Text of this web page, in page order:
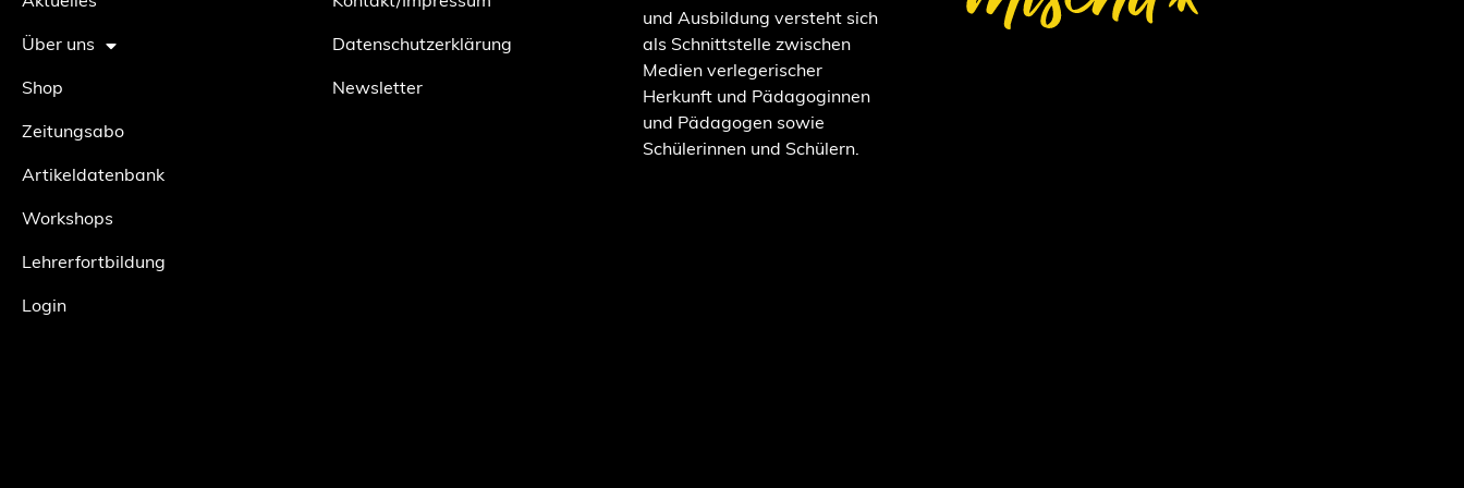
Über uns
Shop
Zeitungsabo
Artikeldatenbank
Workshops
Lehrerfortbildung
Login
Datenschutzerklärung
Newsletter
und Ausbildung versteht sich
als Schnittstelle zwischen
Medien verlegerischer
Herkunft und Pädagoginnen
und Pädagogen sowie
Schülerinnen und Schülern.